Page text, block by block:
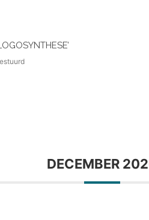
DECEMBER